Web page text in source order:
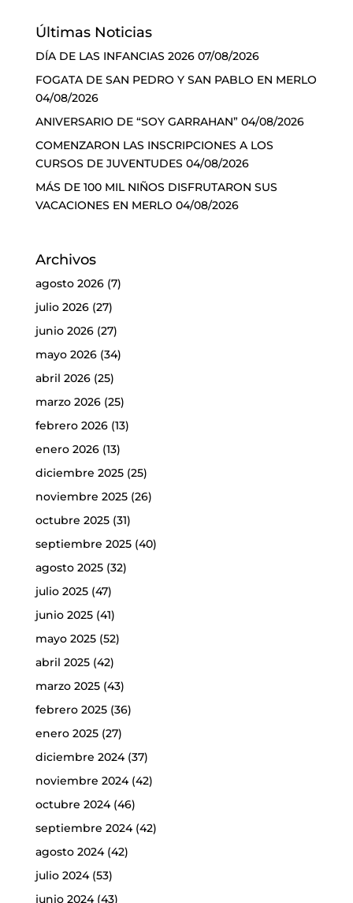
Últimas Noticias
DÍA DE LAS INFANCIAS 2026 07/08/2026
FOGATA DE SAN PEDRO Y SAN PABLO EN MERLO
04/08/2026
ANIVERSARIO DE “SOY GARRAHAN” 04/08/2026
COMENZARON LAS INSCRIPCIONES A LOS
CURSOS DE JUVENTUDES 04/08/2026
MÁS DE 100 MIL NIÑOS DISFRUTARON SUS
VACACIONES EN MERLO 04/08/2026
Archivos
agosto 2026(7)
julio 2026(27)
junio 2026(27)
mayo 2026(34)
abril 2026(25)
marzo 2026(25)
febrero 2026(13)
enero 2026(13)
diciembre 2025(25)
noviembre 2025(26)
octubre 2025(31)
septiembre 2025(40)
agosto 2025(32)
julio 2025(47)
junio 2025(41)
mayo 2025(52)
abril 2025(42)
marzo 2025(43)
febrero 2025(36)
enero 2025(27)
diciembre 2024(37)
noviembre 2024(42)
octubre 2024(46)
septiembre 2024(42)
agosto 2024(42)
julio 2024(53)
junio 2024(43)